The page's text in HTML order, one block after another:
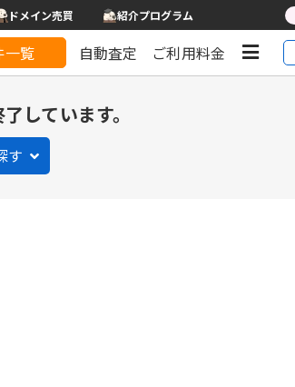
ドメイン売買 紹介プログラム
一覧 自動査定 ご利用料金
しています。
す